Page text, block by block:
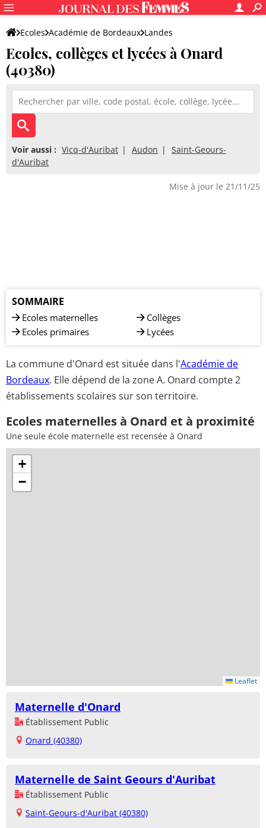
Ecoles Académie de Bordeaux Landes
Ecoles, collèges et lycées à Onard
(40380)
Voir aussi : Vicq-d'Auribat Audon
Saint-Geours-
d'Auribat
Mise à jour le 21/11/25
SOMMAIRE
Ecoles maternelles
Ecoles primaires
Collèges
Lycées
La commune d'Onard est située dans l'Académie de
Bordeaux. Elle dépend de la zone A. Onard compte 2
établissements scolaires sur son territoire.
Ecoles maternelles à Onard et à proximité
Une seule école maternelle est recensée à Onard
+
−
Leaflet
Maternelle d'Onard
Établissement Public
Onard (40380)
Maternelle de Saint Geours d'Auribat
Établissement Public
Saint-Geours-d'Auribat (40380)